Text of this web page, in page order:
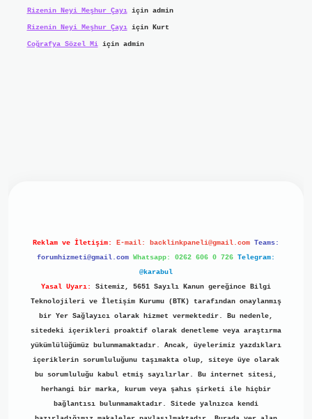
Rizenin Neyi Meşhur Çayıiçin admin
Rizenin Neyi Meşhur Çayıiçin Kurt
Coğrafya Sözel Miiçin admin
Reklam ve İletişim: E-mail: backlinkpaneli@gmail.com Teams:
forumhizmeti@gmail.com Whatsapp: 0262 606 0 726 Telegram:
@karabul
Yasal Uyarı:
Sitemiz, 5651 Sayılı Kanun gereğince Bilgi
Teknolojileri ve İletişim Kurumu (BTK) tarafından onaylanmış
bir Yer Sağlayıcı olarak hizmet vermektedir. Bu nedenle,
sitedeki içerikleri proaktif olarak denetleme veya araştırma
yükümlülüğümüz bulunmamaktadır. Ancak, üyelerimiz yazdıkları
içeriklerin sorumluluğunu taşımakta olup, siteye üye olarak
bu sorumluluğu kabul etmiş sayılırlar. Bu internet sitesi,
herhangi bir marka, kurum veya şahıs şirketi ile hiçbir
bağlantısı bulunmamaktadır. Sitede yalnızca kendi